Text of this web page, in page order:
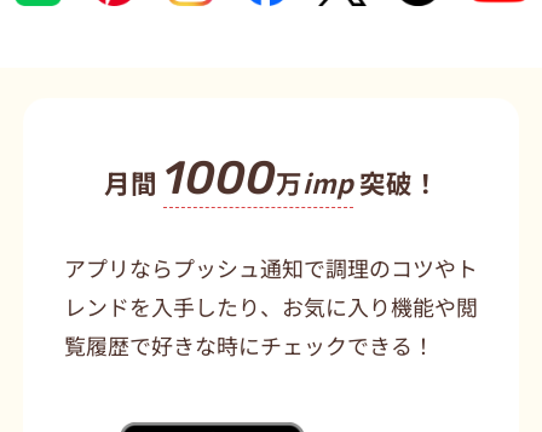
月間 1000万imp突破！
アプリならプッシュ通知で調理のコツやト
レンドを入手したり、お気に入り機能や閲
覧履歴で好きな時にチェックできる！